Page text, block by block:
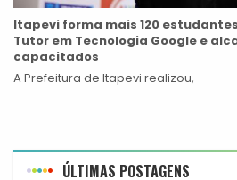
Itapevi forma mais 120
Tutor em Tecnologia Google e
capacitados
A Prefeitura de Itapevi realizou,
ÚLTIMAS POSTAGENS